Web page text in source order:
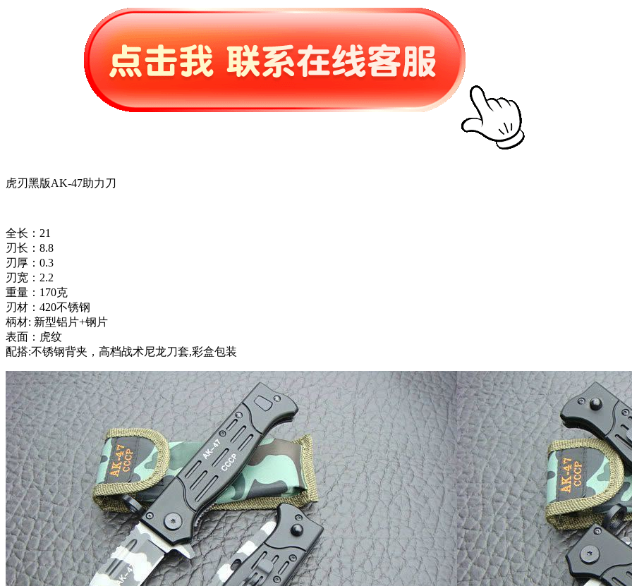
虎刃黑版AK-47助力刀
全长：21
刃长：8.8
刃厚：0.3
刃宽：2.2
重量：170克
刃材：420不锈钢
柄材: 新型铝片+钢片
表面：虎纹
配搭:不锈钢背夹，高档战术尼龙刀套,彩盒包装